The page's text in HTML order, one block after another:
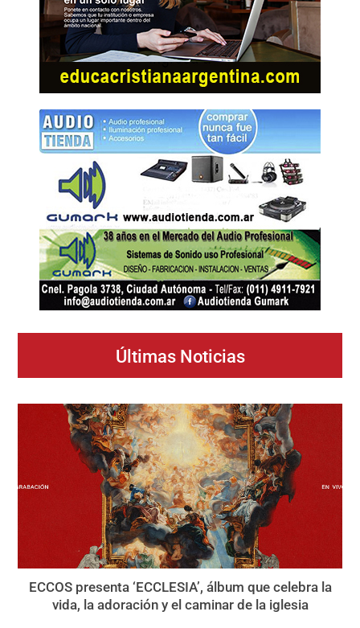
Últimas Noticias
ECCOS presenta ‘ECCLESIA’, álbum que celebra la
vida, la adoración y el caminar de la iglesia